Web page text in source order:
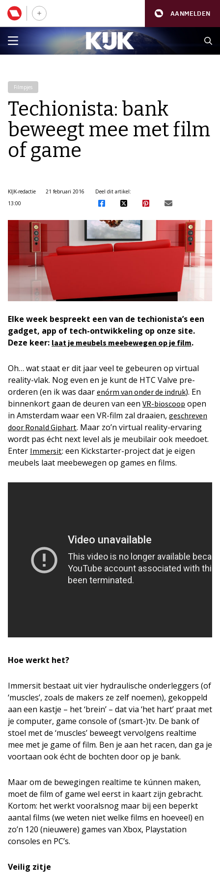
AANMELDEN
Filmpjes
Techionista: bank
beweegt mee met film
of game
KIJK-redactie
21 februari 2016
13:00
Deel dit artikel:
Elke week bespreekt een van de techionista’s een
gadget, app of tech-ontwikkeling op onze site.
Deze keer: laat je meubels meebewegen op je film.
Oh… wat staat er dit jaar veel te gebeuren op virtual
reality-vlak. Nog even en je kunt de HTC Valve pre-
orderen (en ik was daar enórm van onder de indruk). En
binnenkort gaan de deuren van een VR-bioscoop open
in Amsterdam waar een VR-film zal draaien, geschreven
door Ronald Giphart. Maar zo’n virtual reality-ervaring
wordt pas écht next level als je meubilair ook meedoet.
Enter Immersit: een Kickstarter-project dat je eigen
meubels laat meebewegen op games en films.
Hoe werkt het?
Immersit bestaat uit vier hydraulische onderleggers (of
‘muscles’, zoals de makers ze zelf noemen), gekoppeld
aan een kastje – het ‘brein’ – dat via ‘het hart’ praat met
je computer, game console of (smart-)tv. De bank of
stoel met de ‘muscles’ beweegt vervolgens realtime
mee met je game of film. Ben je aan het racen, dan ga je
voortaan ook écht de bochten door op je bank.
Maar om de bewegingen realtime te kúnnen maken,
moet de film of game wel eerst in kaart zijn gebracht.
Kortom: het werkt vooralsnog maar bij een beperkt
aantal films (we weten niet welke films en hoeveel) en
zo’n 120 (nieuwere) games van Xbox, Playstation
consoles en PC’s.
Veilig zitje